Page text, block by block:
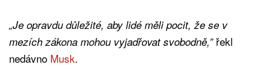
„Je opravdu důležité, aby lidé měli pocit, že se v
mezích zákona mohou vyjadřovat svobodně,”řekl
nedávno Musk.